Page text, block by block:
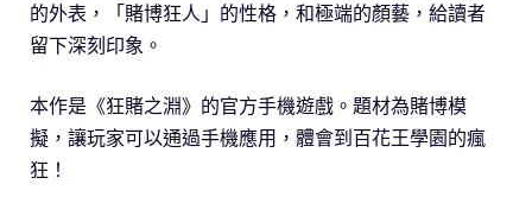
的外表，「賭博狂人」的性格，和極端的顏藝，給讀者
留下深刻印象。
本作是《狂賭之淵》的官方手機遊戲。題材為賭博模
擬，讓玩家可以通過手機應用，體會到百花王學園的瘋
狂！